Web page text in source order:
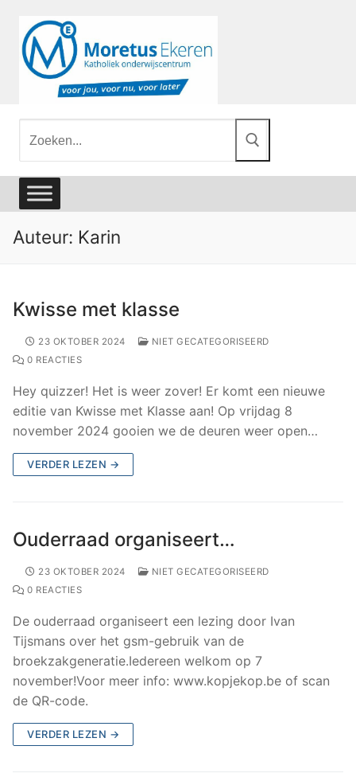
Auteur: Karin
Kwisse met klasse
23 OKTOBER 2024
NIET GECATEGORISEERD
0 REACTIES
Hey quizzer! Het is weer zover! Er komt een nieuwe
editie van Kwisse met Klasse aan! Op vrijdag 8
november 2024 gooien we de deuren weer open…
VERDER LEZEN →
Ouderraad organiseert…
23 OKTOBER 2024
NIET GECATEGORISEERD
0 REACTIES
De ouderraad organiseert een lezing door Ivan
Tijsmans over het gsm-gebruik van de
broekzakgeneratie.Iedereen welkom op 7
november!Voor meer info: www.kopjekop.be of scan
de QR-code.
VERDER LEZEN →